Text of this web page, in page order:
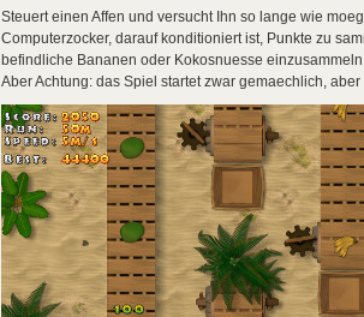
Steuert einen Affen und versucht Ihn so lange wie
Computerzocker, darauf konditioniert ist, Punkte zu
befindliche Bananen oder Kokosnuesse
Aber Achtung: das Spiel startet zwar gemaechlich,